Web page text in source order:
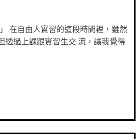
在自由人實習的這段時間裡，雖然
透過上課跟實習生交 流，讓我覺得